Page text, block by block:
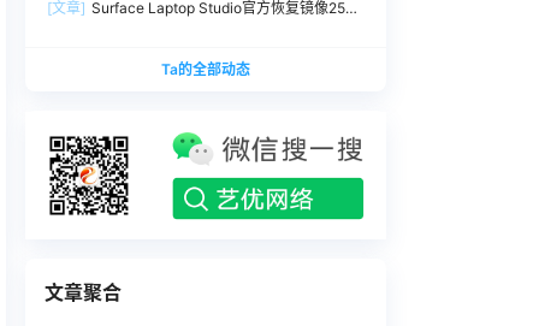
SurfaceLaptopStudio_BMR_42032_2026.402.1
[文章] Surface Laptop Studio官方恢复镜像25H2
SurfaceLaptopStudio_BMR_12010_2026.402.11
740375.zip网盘下载
Ta的全部动态
文章聚合